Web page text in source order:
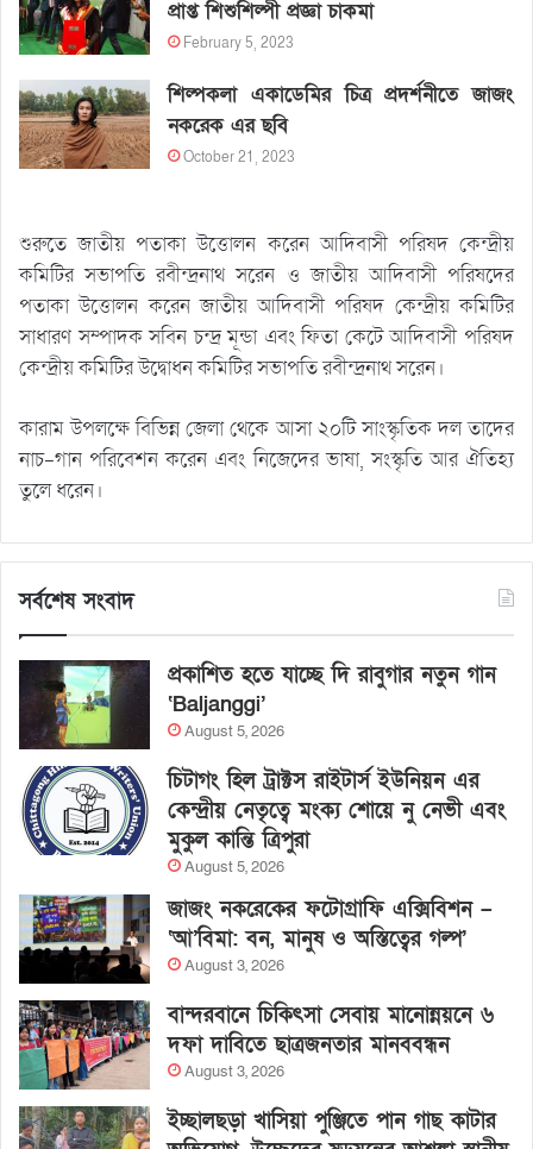
প্রাপ্ত শিশুশিল্পী প্রজ্ঞা চাকমা
February 5, 2023
শিল্পকলা একাডেমির চিত্র প্রদর্শনীতে জাজং
নকরেক এর ছবি
October 21, 2023
শুরুতে জাতীয় পতাকা উত্তোলন করেন আদিবাসী পরিষদ কেন্দ্রীয়
কমিটির সভাপতি রবীন্দ্রনাথ সরেন ও জাতীয় আদিবাসী পরিষদের
পতাকা উত্তোলন করেন জাতীয় আদিবাসী পরিষদ কেন্দ্রীয় কমিটির
সাধারণ সম্পাদক সবিন চন্দ্র মূন্ডা এবং ফিতা কেটে আদিবাসী পরিষদ
কেন্দ্রীয় কমিটির উদ্বোধন কমিটির সভাপতি রবীন্দ্রনাথ সরেন।
কারাম উপলক্ষে বিভিন্ন জেলা থেকে আসা ২০টি সাংস্কৃতিক দল তাদের
নাচ-গান পরিবেশন করেন এবং নিজেদের ভাষা, সংস্কৃতি আর ঐতিহ্য
তুলে ধরেন।
সর্বশেষ সংবাদ
প্রকাশিত হতে যাচ্ছে দি রাবুগার নতুন গান
‘Baljanggi’
August 5, 2026
চিটাগং হিল ট্রাক্টস রাইটার্স ইউনিয়ন এর
কেন্দ্রীয় নেতৃত্বে মংক্য শোয়ে নু নেভী এবং
মুকুল কান্তি ত্রিপুরা
August 5, 2026
জাজং নকরেকের ফটোগ্রাফি এক্সিবিশন –
‘আ’বিমা: বন, মানুষ ও অস্তিত্বের গল্প’
August 3, 2026
বান্দরবানে চিকিৎসা সেবায় মানোন্নয়নে ৬
দফা দাবিতে ছাত্রজনতার মানববন্ধন
August 3, 2026
ইচ্ছালছড়া খাসিয়া পুঞ্জিতে পান গাছ কাটার